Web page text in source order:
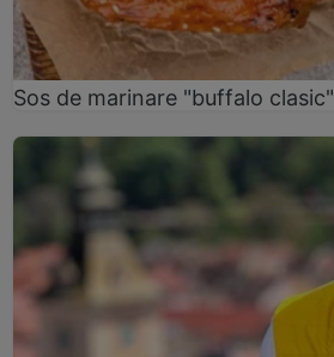
Sos de marinare "buffalo clasic"